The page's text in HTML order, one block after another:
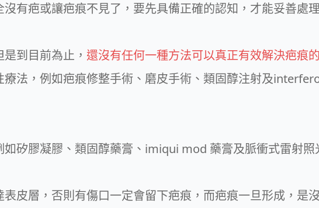
沒有疤或讓疤痕不見了，要先具備正確的認知，才能妥善處
到目前為止， 還沒有任何一種方法可以真正有效解決疤痕
法，例如疤痕修整手術、磨皮手術、類固醇注射及
矽膠凝膠、類固醇藥膏、imiqui mod 藥膏及脈衝式雷射照
皮層，否則有傷口一定會留下疤痕，而疤痕一旦形成，是